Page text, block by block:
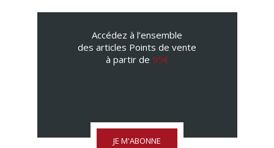
Accédez à l’ensemble
des articles Points de vente
à partir de 95€
JE M'ABONNE